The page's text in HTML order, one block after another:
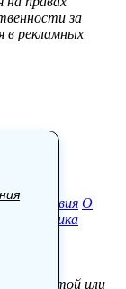
за
в рекламных
О
Политика
офертой или